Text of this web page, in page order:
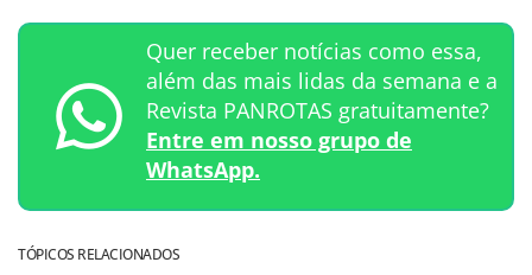
Quer receber notícias como essa,
além das mais lidas da semana e a
Revista PANROTAS gratuitamente?
Entre em nosso grupo de
WhatsApp.
TÓPICOS RELACIONADOS